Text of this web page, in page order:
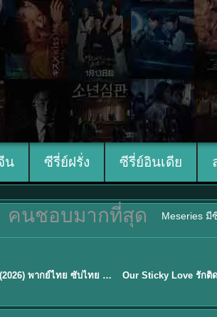
น ซีรี่ย์ฝรั่ง ซีรี่ย์อินเดีย
คนชอบมากที่สุด Meseries
Mystic Nine เก้าสกุล (2026) พากย์ไทย ซับไทย EP.1-30 ★6